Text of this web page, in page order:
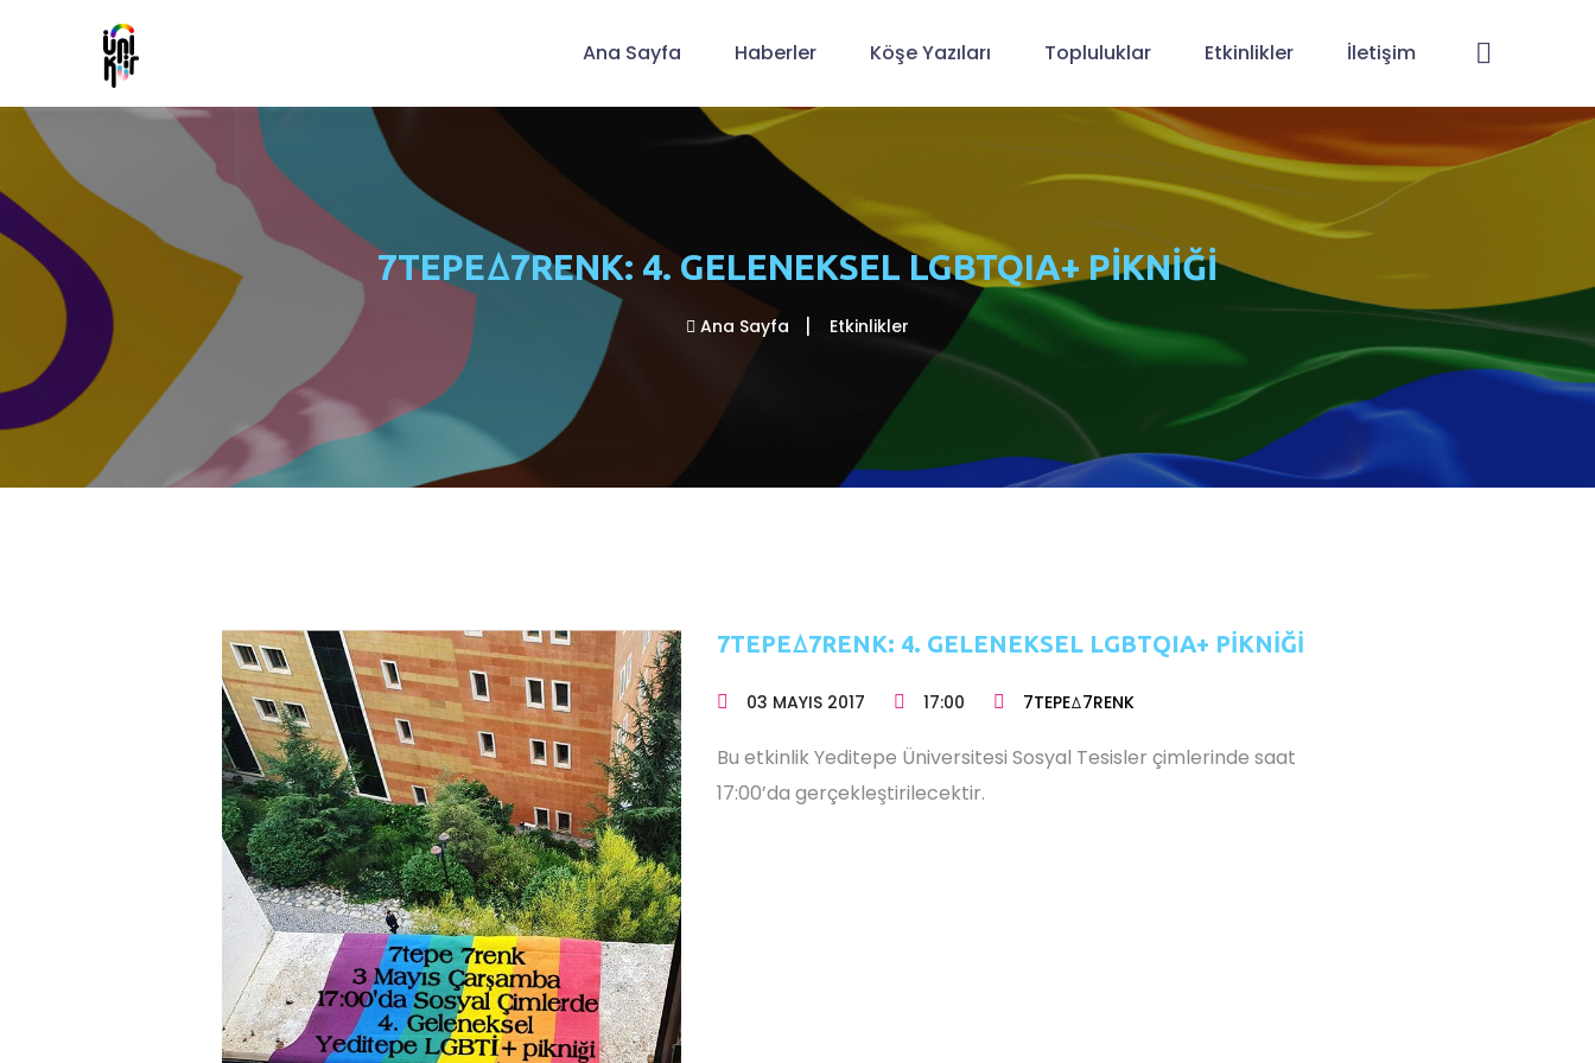
Ana Sayfa Haberler Köşe Yazıları Topluluklar Etkinlikler İletişim
7TEPEꕔ7RENK: 4. GELENEKSEL LGBTQIA+ PİKNİĞİ
Ana Sayfa Etkinlikler
7TEPEꕔ7RENK: 4. GELENEKSEL LGBTQIA+ PİKNİĞİ
03 MAYIS 2017 17:00 7TEPEꕔ7RENK
Bu etkinlik Yeditepe Üniversitesi Sosyal Tesisler çimlerinde saat
17:00’da gerçekleştirilecektir.